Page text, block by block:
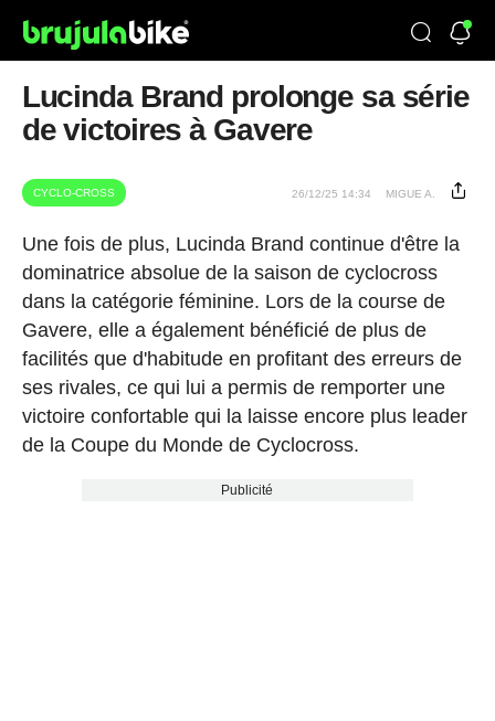
Lucinda Brand prolonge sa série
de victoires à Gavere
CYCLO-CROSS 26/12/25 14:34 MIGUE A.
Une fois de plus, Lucinda Brand continue d'être la
dominatrice absolue de la saison de cyclocross
dans la catégorie féminine. Lors de la course de
Gavere, elle a également bénéficié de plus de
facilités que d'habitude en profitant des erreurs de
ses rivales, ce qui lui a permis de remporter une
victoire confortable qui la laisse encore plus leader
de la Coupe du Monde de Cyclocross.
Publicité